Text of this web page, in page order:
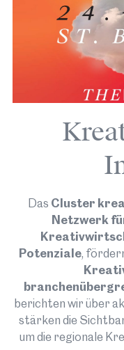
Das Cluster
Netzwerk
Potenziale,
berichten wir über
stärken die
um die regionale
Do
FöN
Physikerin
IQOQI) eröffnet
Rainer Bock und
Der
Physikerin